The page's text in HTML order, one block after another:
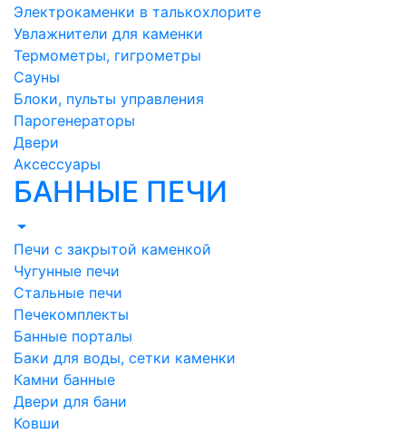
Электрокаменки в талькохлорите
Увлажнители для каменки
Термометры, гигрометры
Сауны
Блоки, пульты управления
Парогенераторы
Двери
Аксессуары
БАННЫЕ ПЕЧИ
Печи с закрытой каменкой
Чугунные печи
Стальные печи
Печекомплекты
Банные порталы
Баки для воды, сетки каменки
Камни банные
Двери для бани
Ковши